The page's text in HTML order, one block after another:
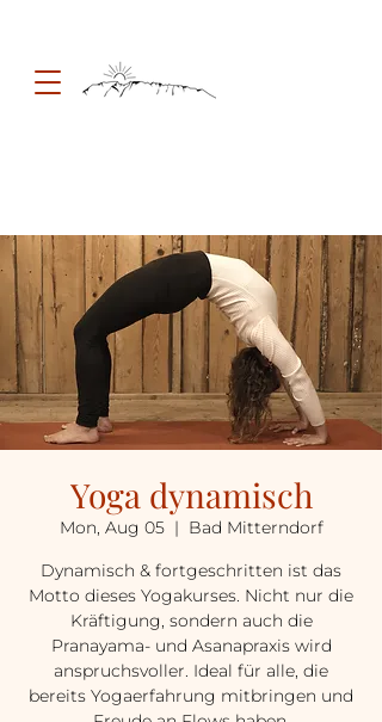
Yoga dynamisch
Mon, Aug 05
  |
Bad Mitterndorf
Dynamisch & fortgeschritten ist das
Motto dieses Yogakurses. Nicht nur die
Kräftigung, sondern auch die
Pranayama- und Asanapraxis wird
anspruchsvoller. Ideal für alle, die
bereits Yogaerfahrung mitbringen und